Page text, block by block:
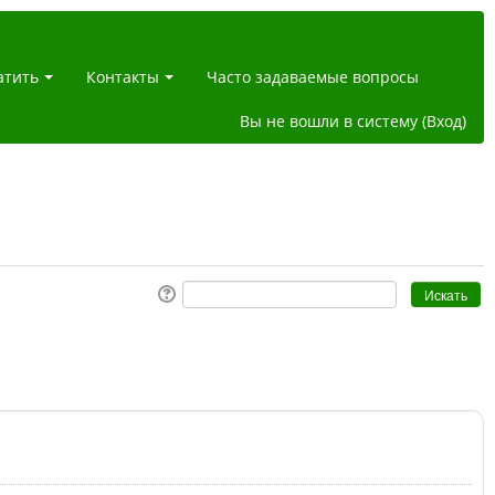
Контакты Часто задаваемые вопросы
Вы не вошли в систему (Вход)